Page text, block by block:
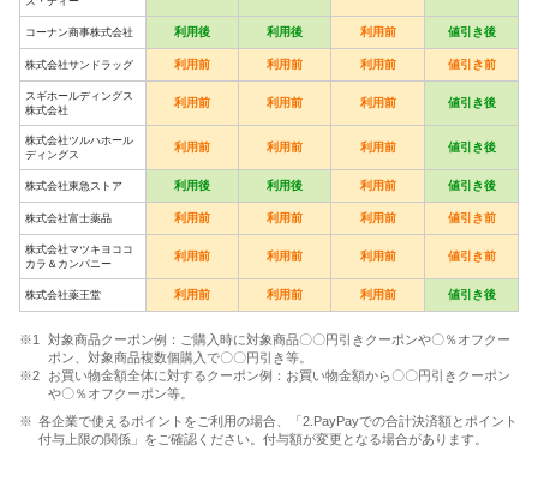
コーナン商事株式会社 利用後 利用後 利用前 値引き後
株式会社サンドラッグ 利用前 利用前 利用前 値引き前
スギホールディングス
株式会社
利用前 利用前 利用前 値引き後
株式会社ツルハホール
ディングス
利用前 利用前 利用前 値引き後
株式会社東急ストア 利用後 利用後 利用前 値引き後
株式会社富士薬品 利用前 利用前 利用前 値引き前
株式会社マツキヨココ
カラ＆カンパニー
利用前 利用前 利用前 値引き前
株式会社薬王堂 利用前 利用前 利用前 値引き後
対象商品クーポン例：ご購入時に対象商品〇〇円引きクーポンや〇％オフクー
ポン、対象商品複数個購入で〇〇円引き等。
お買い物金額全体に対するクーポン例：お買い物金額から〇〇円引きクーポン
や〇％オフクーポン等。
各企業で使えるポイントをご利用の場合、「2.PayPayでの合計決済額とポイント
付与上限の関係」をご確認ください。付与額が変更となる場合があります。